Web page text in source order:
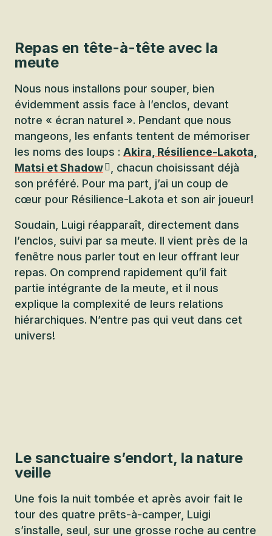
Repas en tête-à-tête avec la
meute
Nous nous installons pour souper, bien
évidemment assis face à l’enclos, devant
notre « écran naturel ». Pendant que nous
mangeons, les enfants tentent de mémoriser
les noms des loups : Akira, Résilience-Lakota,
Matsi et Shadow
, chacun choisissant déjà
son préféré. Pour ma part, j’ai un coup de
cœur pour Résilience-Lakota et son air joueur!
Soudain, Luigi réapparaît, directement dans
l’enclos, suivi par sa meute. Il vient près de la
fenêtre nous parler tout en leur offrant leur
repas. On comprend rapidement qu’il fait
partie intégrante de la meute, et il nous
explique la complexité de leurs relations
hiérarchiques. N’entre pas qui veut dans cet
univers!
Le sanctuaire s’endort, la nature
veille
Une fois la nuit tombée et après avoir fait le
tour des quatre prêts-à-camper, Luigi
s’installe, seul, sur une grosse roche au centre